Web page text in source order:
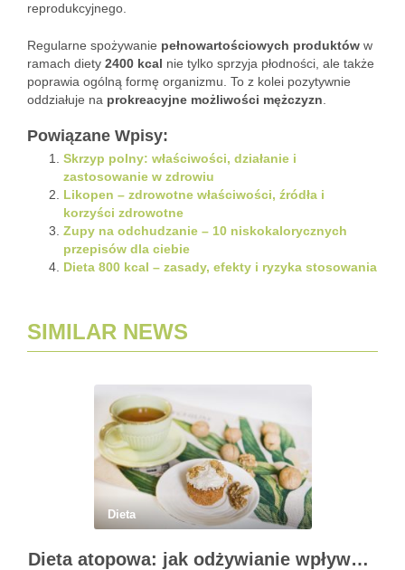
reprodukcyjnego.
Regularne spożywanie pełnowartościowych produktów w
ramach diety 2400 kcal nie tylko sprzyja płodności, ale także
poprawia ogólną formę organizmu. To z kolei pozytywnie
oddziałuje na prokreacyjne możliwości mężczyzn
Powiązane Wpisy:
Skrzyp polny: właściwości, działanie i
zastosowanie w zdrowiu
Likopen – zdrowotne właściwości, źródła i
korzyści zdrowotne
Zupy na odchudzanie – 10 niskokalorycznych
przepisów dla ciebie
Dieta 800 kcal – zasady, efekty i ryzyka stosowania
SIMILAR NEWS
Dieta
Dieta atopowa: jak odżywianie wpływa na AZS i zdrowie skóry